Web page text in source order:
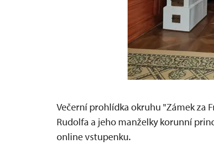
Večerní prohlídka okruhu "Zámek za
Rudolfa a jeho manželky korunní
online vstupenku.